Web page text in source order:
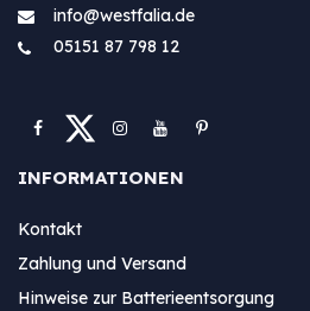
info@westfa​lia.de
05151 87 798 12
INFORMATIONEN
Kontakt
Zahlung und Versand
Hinweise zur Batterieentsorgung